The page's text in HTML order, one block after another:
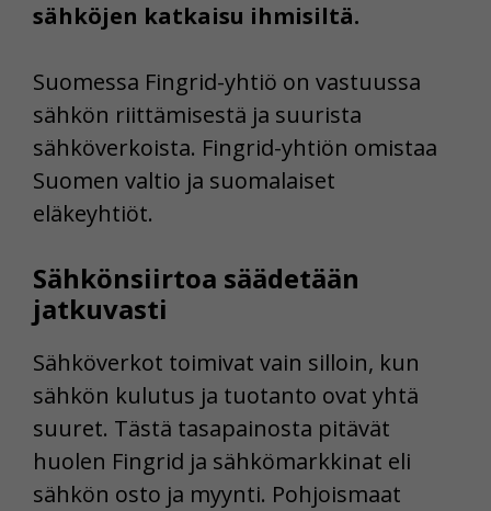
sähköjen katkaisu ihmisiltä.
Suomessa Fingrid-yhtiö on vastuussa
sähkön riittämisestä ja suurista
sähköverkoista. Fingrid-yhtiön omistaa
Suomen valtio ja suomalaiset
eläkeyhtiöt.
Sähkönsiirtoa säädetään
jatkuvasti
Sähköverkot toimivat vain silloin, kun
sähkön kulutus ja tuotanto ovat yhtä
suuret. Tästä tasapainosta pitävät
huolen Fingrid ja sähkömarkkinat eli
sähkön osto ja myynti. Pohjoismaat